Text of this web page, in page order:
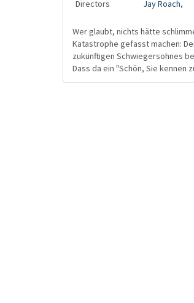
Directors
Jay Roach,
Wer glaubt, nichts hätte
Katastrophe gefasst machen:
zukünftigen Schwiegersohnes
Dass da ein "Schön, Sie